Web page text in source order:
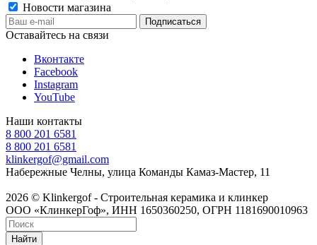
Новости магазина
Оставайтесь на связи
Вконтакте
Facebook
Instagram
YouTube
Наши контакты
8 800 201 6581
8 800 201 6581
klinkergof@gmail.com
Набережные Челны, улица Команды Камаз-Мастер, 11
2026 © Klinkergof - Строительная керамика и клинкер
ООО «КлинкерГоф», ИНН 1650360250, ОГРН 1181690010963
Найти